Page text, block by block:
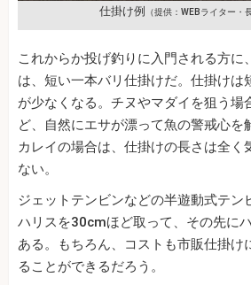
仕掛け例 （提供：WEBライター・
これからか投げ釣りに入門される方に
は、短い一本バリ仕掛けだ。仕掛けは
が少なくなる。チヌやマダイを狙う場
ど、自然にエサが漂って魚の警戒心を
カレイの場合は、仕掛けの長さは全く
ない。
ジェットテンビンなどの半遊動式テン
ハリスを30cmほど取って、その先に
ある。もちろん、コストも市販仕掛け
ることができるだろう。